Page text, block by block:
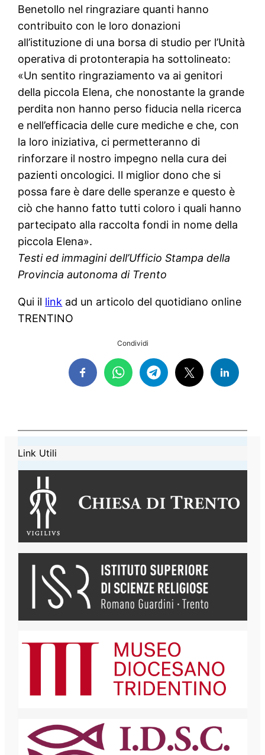
Benetollo nel ringraziare quanti hanno
contribuito con le loro donazioni
all’istituzione di una borsa di studio per l’Unità
operativa di protonterapia ha sottolineato:
«Un sentito ringraziamento va ai genitori
della piccola Elena, che nonostante la grande
perdita non hanno perso fiducia nella ricerca
e nell’efficacia delle cure mediche e che, con
la loro iniziativa, ci permetteranno di
rinforzare il nostro impegno nella cura dei
pazienti oncologici. Il miglior dono che si
possa fare è dare delle speranze e questo è
ciò che hanno fatto tutti coloro i quali hanno
partecipato alla raccolta fondi in nome della
piccola Elena».
Testi ed immagini dell’Ufficio Stampa della
Provincia autonoma di Trento
Qui il link ad un articolo del quotidiano online
TRENTINO
Condividi
Link Utili